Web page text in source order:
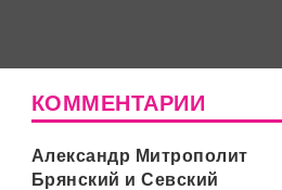
КОММЕНТАРИИ
Александр Митрополит
Брянский и Севский